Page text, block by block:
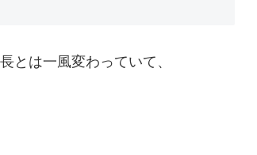
とは一風変わっていて、